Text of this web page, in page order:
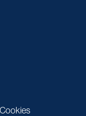
Cookies